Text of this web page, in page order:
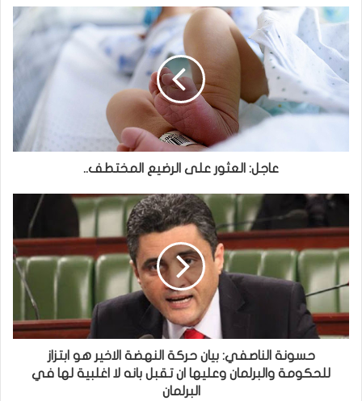
عاجل: العثور على الرضيع المختطف..
حسونة الناصفي: بيان حركة النهضة الاخير هو ابتزاز
للحكومة والبرلمان وعليها ان تقبل بانه لا اغلبية لها في
البرلمان